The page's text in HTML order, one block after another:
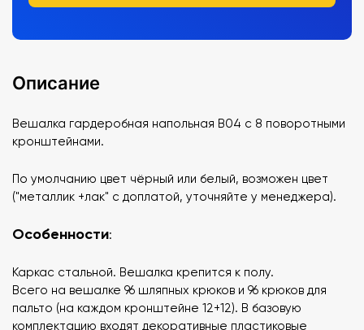
Описание
Вешалка гардеробная напольная В04 с 8 поворотными
кронштейнами.
По умолчанию цвет чёрный или белый, возможен цвет
("металлик +лак" с доплатой, уточняйте у менеджера).
Особенности:
Каркас стальной. Вешалка крепится к полу.
Всего на вешалке 96 шляпных крюков и 96 крюков для
пальто (на каждом кронштейне 12+12). В базовую
комплектацию входят декоративные пластиковые